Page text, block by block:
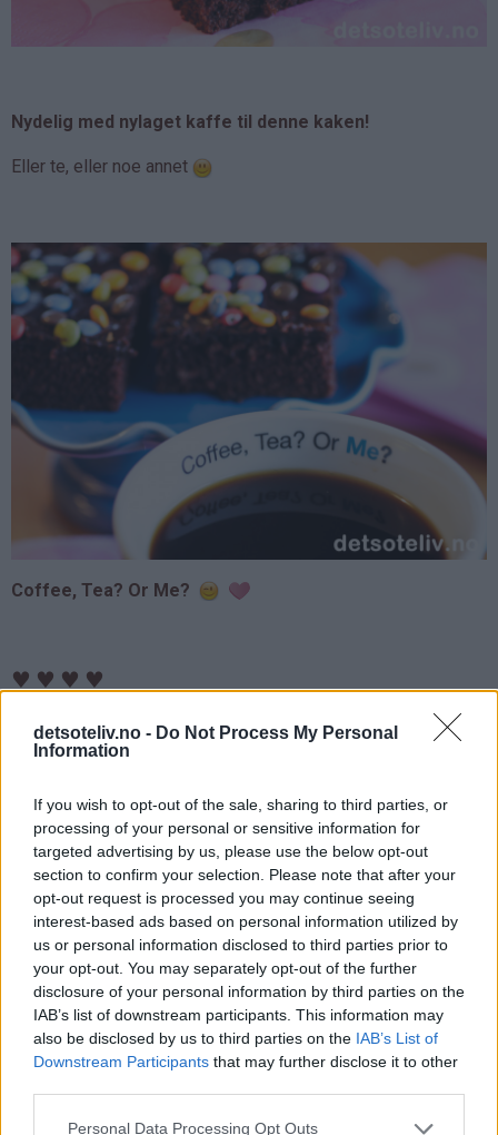
detsoteliv.no - Do Not Process My Personal
Information
If you wish to opt-out of the sale, sharing to third parties, or
processing of your personal or sensitive information for
targeted advertising by us, please use the below opt-out
section to confirm your selection. Please note that after your
opt-out request is processed you may continue seeing
interest-based ads based on personal information utilized by
us or personal information disclosed to third parties prior to
your opt-out. You may separately opt-out of the further
disclosure of your personal information by third parties on the
IAB’s list of downstream participants. This information may
also be disclosed by us to third parties on the IAB’s List of
Downstream Participants that may further disclose it to other
Personal Data Processing Opt Outs
Nydelig med nylaget kaffe til denne kaken!
Eller te, eller noe annet
Coffee, Tea? Or Me?
♥ ♥ ♥ ♥